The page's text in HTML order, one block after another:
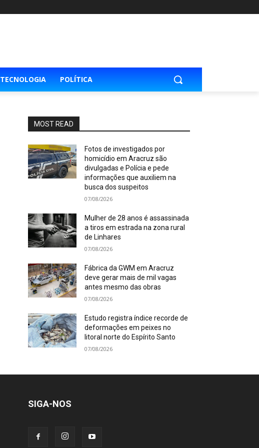
TECNOLOGIA POLÍTICA
MOST READ
Fotos de investigados por
homicídio em Aracruz são
divulgadas e Polícia e pede
informações que auxiliem na
busca dos suspeitos
07/08/2026
Mulher de 28 anos é assassinada
a tiros em estrada na zona rural
de Linhares
07/08/2026
Fábrica da GWM em Aracruz
deve gerar mais de mil vagas
antes mesmo das obras
07/08/2026
Estudo registra índice recorde de
deformações em peixes no
litoral norte do Espírito Santo
07/08/2026
SIGA-NOS